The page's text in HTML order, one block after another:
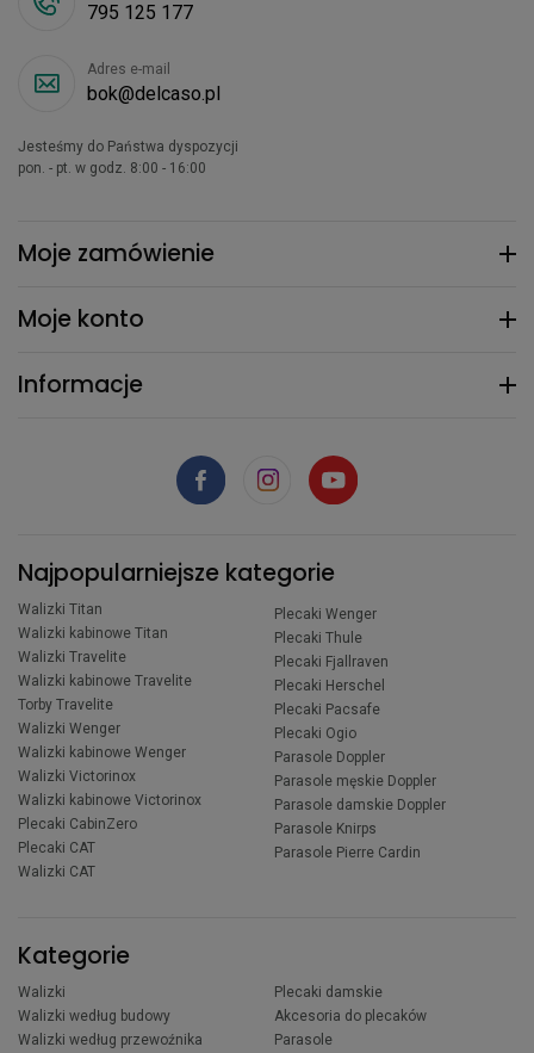
Moje zamówienie
Moje konto
Informacje
795 125 177
Adres e-mail
bok@delcaso.pl
Jesteśmy do Państwa dyspozycji
pon. - pt. w godz. 8:00 - 16:00
Najpopularniejsze kategorie
Walizki Titan
Walizki kabinowe Titan
Walizki Travelite
Walizki kabinowe Travelite
Torby Travelite
Walizki Wenger
Walizki kabinowe Wenger
Walizki Victorinox
Walizki kabinowe Victorinox
Plecaki CabinZero
Plecaki CAT
Walizki CAT
Plecaki Wenger
Plecaki Thule
Plecaki Fjallraven
Plecaki Herschel
Plecaki Pacsafe
Plecaki Ogio
Parasole Doppler
Parasole męskie Doppler
Parasole damskie Doppler
Parasole Knirps
Parasole Pierre Cardin
Kategorie
Walizki
Walizki według budowy
Walizki według przewoźnika
Plecaki damskie
Akcesoria do plecaków
Parasole